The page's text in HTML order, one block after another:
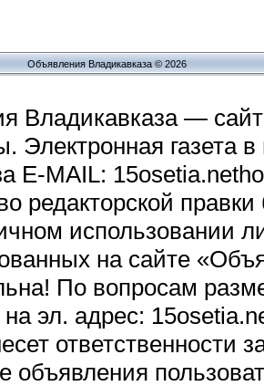
Объявления Владикавказа © 2026
Владикавказа —
Электронная газета
E-MAIL:
редакторской
использовании
на сайте
По вопросам
эл. адрес:
объявления